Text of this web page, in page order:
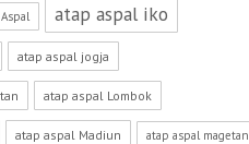
atap aspal iko
atap aspal jogja
atap aspal Lombok
atap aspal Madiun atap aspal magetan